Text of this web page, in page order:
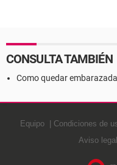
CONSULTA TAMBIÉN
Como quedar
Equipo Condiciones de
Aviso legal